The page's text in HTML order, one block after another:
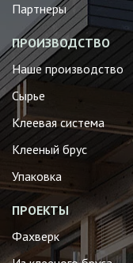
Партнеры
ПРОИЗВОДСТВО
Наше производство
Сырье
Клеевая система
Клееный брус
Упаковка
ПРОЕКТЫ
Фахверк